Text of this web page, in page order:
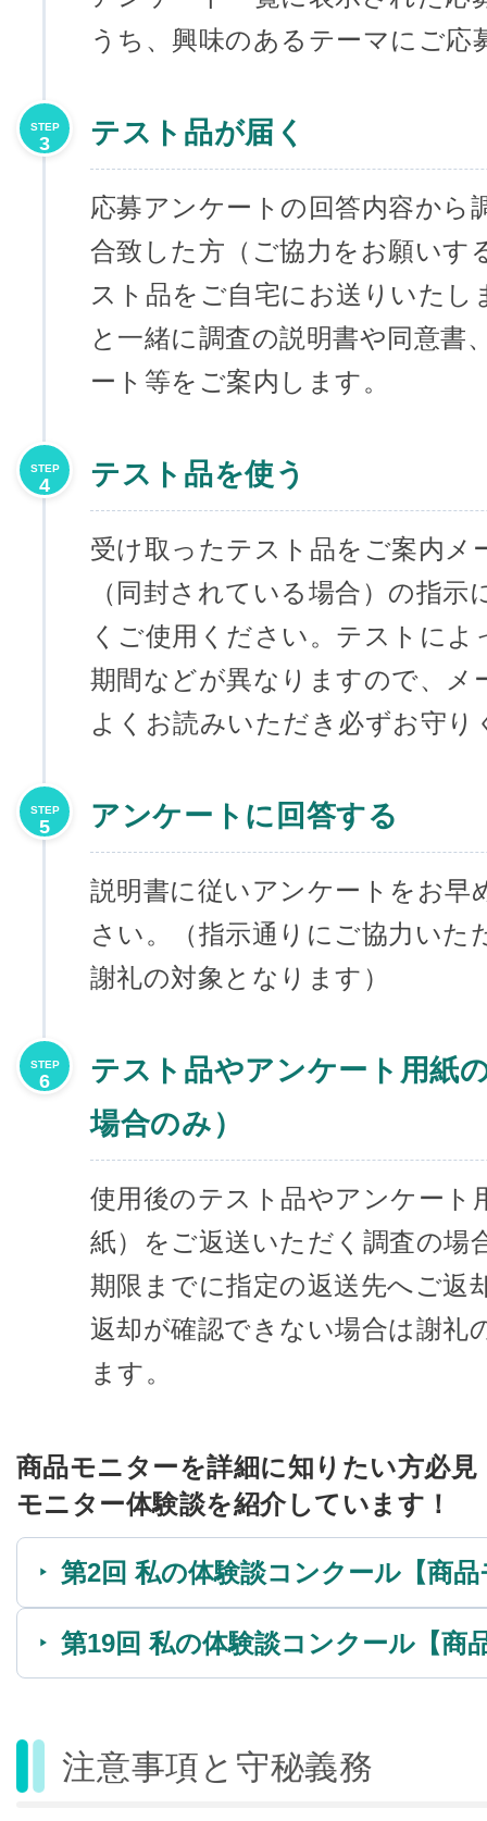
うち、興味のあるテーマにご応
STEP
3 テスト品が届く
応募アンケートの回答内容から
合致した方（ご協力をお願いす
スト品をご自宅にお送りいたし
と一緒に調査の説明書や同意書
ート等をご案内します。
STEP
4 テスト品を使う
受け取ったテスト品をご案内メ
（同封されている場合）の指示
くご使用ください。テストによ
期間などが異なりますので、メ
よくお読みいただき必ずお守り
STEP
5 アンケートに回答する
説明書に従いアンケートをお早
さい。（指示通りにご協力いた
謝礼の対象となります）
STEP
6
テスト品やアンケート用紙
場合のみ）
使用後のテスト品やアンケート
紙）をご返送いただく調査の場
期限までに指定の返送先へご返
返却が確認できない場合は謝礼
ます。
商品モニターを詳細に知りたい方必見
モニター体験談を紹介しています！
第2回 私の体験談コンクール【商
第19回 私の体験談コンクール【商
注意事項と守秘義務